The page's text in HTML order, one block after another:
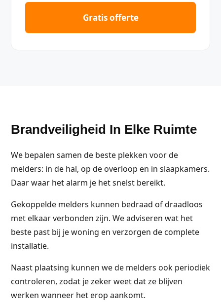
Gratis offerte
Brandveiligheid In Elke Ruimte
We bepalen samen de beste plekken voor de
melders: in de hal, op de overloop en in slaapkamers.
Daar waar het alarm je het snelst bereikt.
Gekoppelde melders kunnen bedraad of draadloos
met elkaar verbonden zijn. We adviseren wat het
beste past bij je woning en verzorgen de complete
installatie.
Naast plaatsing kunnen we de melders ook periodiek
controleren, zodat je zeker weet dat ze blijven
werken wanneer het erop aankomt.